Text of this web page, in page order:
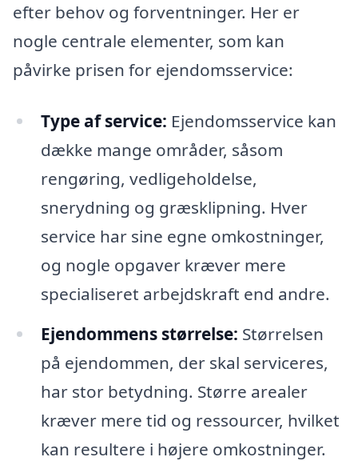
efter behov og forventninger. Her er
nogle centrale elementer, som kan
påvirke prisen for ejendomsservice:
Type af service: Ejendomsservice kan
dække mange områder, såsom
rengøring, vedligeholdelse,
snerydning og græsklipning. Hver
service har sine egne omkostninger,
og nogle opgaver kræver mere
specialiseret arbejdskraft end andre.
Ejendommens størrelse: Størrelsen
på ejendommen, der skal serviceres,
har stor betydning. Større arealer
kræver mere tid og ressourcer, hvilket
kan resultere i højere omkostninger.